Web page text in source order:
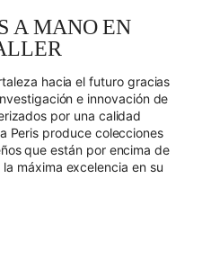
A MANO EN
hacia el futuro gracias
e innovación de
por una calidad
Peris produce colecciones
que están por encima de
máxima excelencia en su